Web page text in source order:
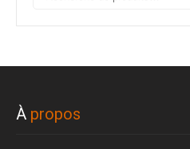
À propos